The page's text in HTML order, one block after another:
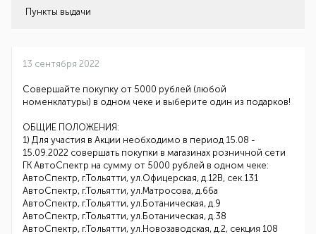
Пункты выдачи
13 сентября 2022
Совершайте покупку от 5000 рублей (любой
номенклатуры) в одном чеке и выберите один из подарков!
ОБЩИЕ ПОЛОЖЕНИЯ:
1) Для участия в Акции необходимо в период 15.08 -
15.09.2022 совершать покупки в магазинах розничной сети
ГК АвтоСпектр на сумму от 5000 рублей в одном чеке:
АвтоСпектр, г.Тольятти, ул.Офицерская, д.12В, сек.131
АвтоСпектр, г.Тольятти, ул.Матросова, д.66а
АвтоСпектр, г.Тольятти, ул.Ботаническая, д.9
АвтоСпектр, г.Тольятти, ул.Ботаническая, д.38
АвтоСпектр, г.Тольятти, ул.Новозаводская, д.2, секция 108